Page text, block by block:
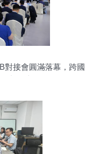
對接會圓滿落幕，跨國